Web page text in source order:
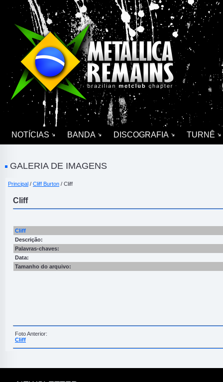
NOTÍCIAS BANDA DISCOGRAFIA TURNÊ
GALERIA DE IMAGENS
Principal / Cliff Burton / Cliff
Cliff
Cliff
Descrição:
Palavras-chaves:
Data:
Tamanho do arquivo:
Foto Anterior:
Cliff